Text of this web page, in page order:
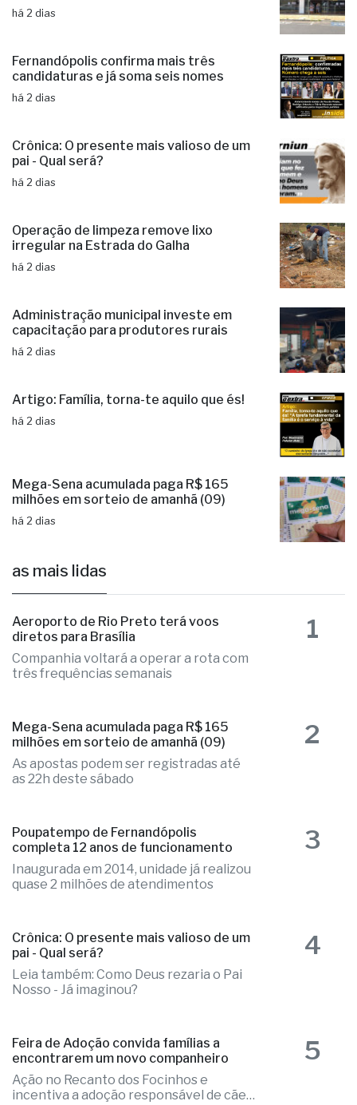
há 2 dias
Fernandópolis confirma mais três
candidaturas e já soma seis nomes
há 2 dias
Crônica: O presente mais valioso de um
pai - Qual será?
há 2 dias
Operação de limpeza remove lixo
irregular na Estrada do Galha
há 2 dias
Administração municipal investe em
capacitação para produtores rurais
há 2 dias
Artigo: Família, torna-te aquilo que és!
há 2 dias
Mega-Sena acumulada paga R$ 165
milhões em sorteio de amanhã (09)
há 2 dias
as mais lidas
Aeroporto de Rio Preto terá voos
diretos para Brasília
Companhia voltará a operar a rota com
três frequências semanais
1
Mega-Sena acumulada paga R$ 165
milhões em sorteio de amanhã (09)
As apostas podem ser registradas até
as 22h deste sábado
2
Poupatempo de Fernandópolis
completa 12 anos de funcionamento
Inaugurada em 2014, unidade já realizou
quase 2 milhões de atendimentos
3
Crônica: O presente mais valioso de um
pai - Qual será?
Leia também: Como Deus rezaria o Pai
Nosso - Já imaginou?
4
Feira de Adoção convida famílias a
encontrarem um novo companheiro
Ação no Recanto dos Focinhos e
incentiva a adoção responsável de cães
5